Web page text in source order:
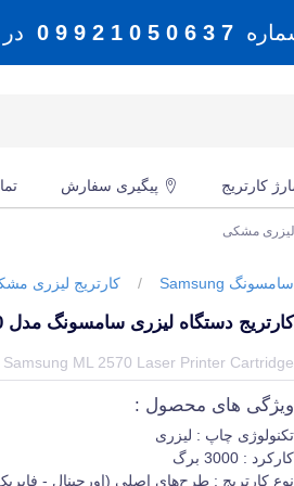
7 3 6 0 5 0 1 2 9 9 0
کارتریج پیگیری سفارش
لیزری مشکی
سامسونگ Samsung / کارتریج لیزری
کارتریج دستگاه لیزری سامسونگ مدل ML 2010
Samsung ML 2570 Laser Printer Cartridge
ویژگی های محصول :
تکنولوژی چاپ : لیزری
کارکرد : 3000 برگ
نوع کارتریج : طرح‌های اصلی (اورجینال -